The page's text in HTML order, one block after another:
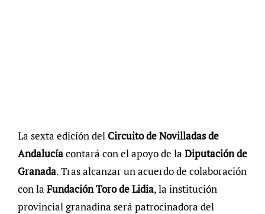
La sexta edición del Circuito de Novilladas de
Andalucíacontará con el apoyo de la Diputación de
Granada. Tras alcanzar un acuerdo de colaboración
con la Fundación Toro de Lidia, la institución
provincial granadina será patrocinadora del